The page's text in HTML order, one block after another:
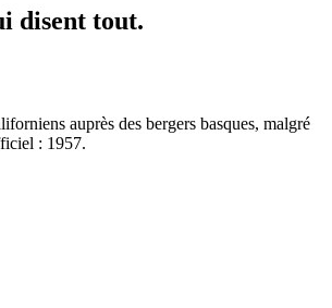
disent tout.
auprès des bergers basques, malgré
: 1957.